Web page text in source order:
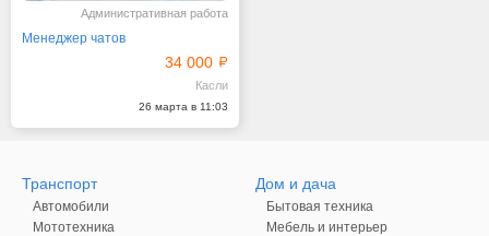
Административная работа
Менеджер чатов
34 000
Касли
26 марта в 11:03
Транспорт
Автомобили
Мототехника
Дом и дача
Бытовая техника
Мебель и интерьер